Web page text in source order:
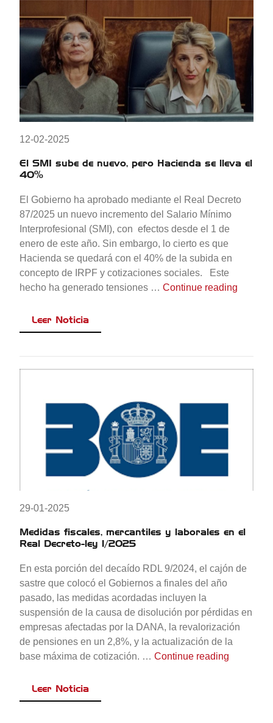
12-02-2025
El SMI sube de nuevo, pero Hacienda se lleva el
40%
El Gobierno ha aprobado mediante el Real Decreto
87/2025 un nuevo incremento del Salario Mínimo
Interprofesional (SMI), con efectos desde el 1 de
enero de este año. Sin embargo, lo cierto es que
Hacienda se quedará con el 40% de la subida en
concepto de IRPF y cotizaciones sociales. Este
hecho ha generado tensiones …Continue reading
Leer Noticia
29-01-2025
Medidas fiscales, mercantiles y laborales en el
Real Decreto-ley 1/2025
En esta porción del decaído RDL 9/2024, el cajón de
sastre que colocó el Gobiernos a finales del año
pasado, las medidas acordadas incluyen la
suspensión de la causa de disolución por pérdidas en
empresas afectadas por la DANA, la revalorización
de pensiones en un 2,8%, y la actualización de la
base máxima de cotización. …Continue reading
Leer Noticia